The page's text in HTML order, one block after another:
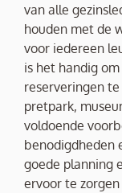
van alle
houden met de
voor iedereen
is het handig
reserveringen
pretpark,
voldoende
benodigdheden
goede planning
ervoor te